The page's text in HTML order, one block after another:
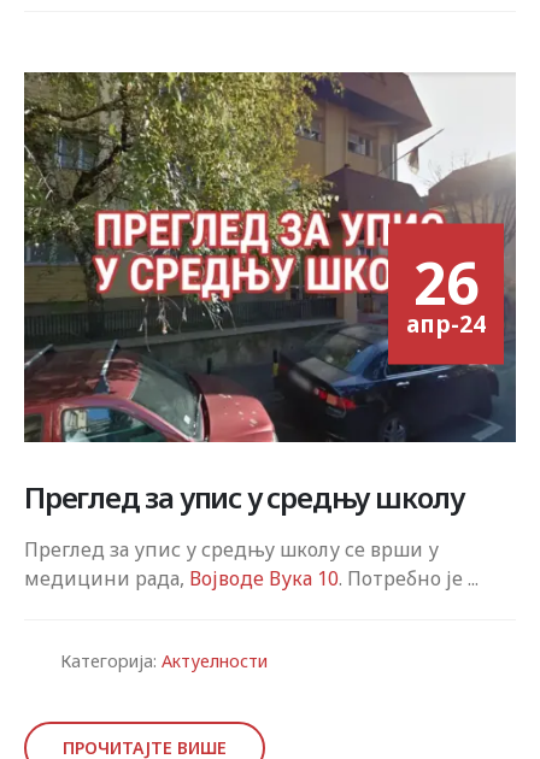
26
апр-24
Преглед за упис у средњу школу
Преглед за упис у средњу школу се врши у
медицини рада, Војводе Вука 10. Потребно је ...
Категорија: Актуелности
ПРОЧИТАЈТЕ ВИШЕ